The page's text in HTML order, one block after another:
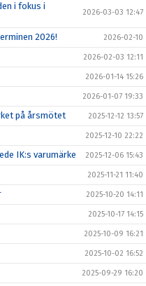
i fokus i
2026-03-03 12:47
2026! 2026-02-10
2026-02-03 12:11
2026-01-14 15:26
2026-01-07 19:33
på årsmötet 2025-12-12 13:57
2025-12-10 22:22
IK:s varumärke 2025-12-06 15:43
2025-11-21 11:40
2025-10-20 14:11
2025-10-17 14:15
2025-10-09 16:21
2025-10-02 16:52
2025-09-29 16:20